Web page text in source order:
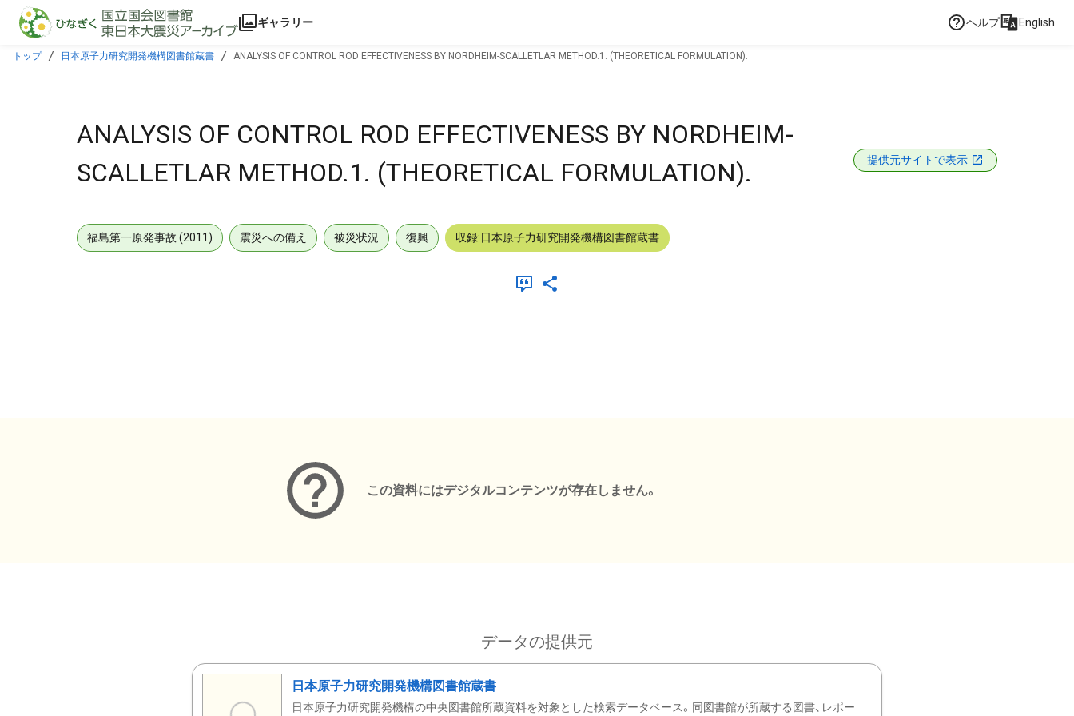
本文に飛ぶ
ギャラリー ヘルプ English
トップ 日本原子力研究開発機構図書館蔵書 ANALYSIS OF CONTROL ROD EFFECTIVENESS BY NORDHEIM-SCALLETLAR METHOD.1. (THEORETICAL FORMULATION).
ANALYSIS OF CONTROL ROD EFFECTIVENESS BY NORDHEIM-
SCALLETLAR METHOD.1. (THEORETICAL FORMULATION).
提供元サイトで表示
福島第一原発事故 (2011) 震災への備え 被災状況 復興 収録:日本原子力研究開発機構図書館蔵書
この資料にはデジタルコンテンツが存在しません。
データの提供元
日本原子力研究開発機構図書館蔵書
日本原子力研究開発機構の中央図書館所蔵資料を対象とした検索データベース。同図書館が所蔵する図書、レポー